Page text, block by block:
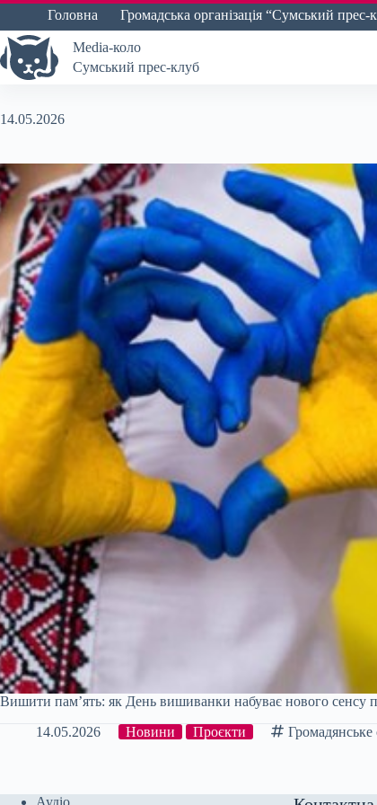
Перейти
вмісту
Головна Громадська організація “Сумський прес-
Media-коло
Сумський прес-клуб
14.05.2026
Вишити пам’ять: як День вишиванки набуває нового сенсу
14.05.2026
Новини Проєкти Громадянське
Аудіо